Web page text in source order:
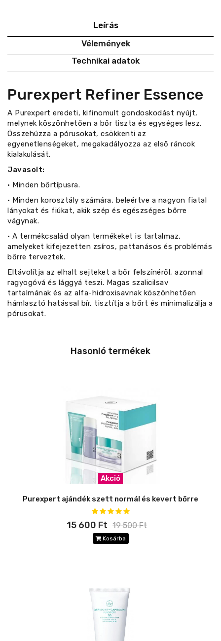
Leírás
Vélemények
Technikai adatok
Purexpert Refiner Essence
A Purexpert eredeti, kifinomult gondoskodást nyújt,
melynek köszönhetően a bőr tiszta és egységes lesz.
Összehúzza a pórusokat, csökkenti az
egyenetlenségeket, megakadályozza az első ráncok
kialakulását.
Javasolt:
• Minden bőrtípusra.
• Minden korosztály számára, beleértve a nagyon fiatal
lányokat és fiúkat, akik szép és egészséges bőrre
vágynak.
• A termékcsalád olyan termékeket is tartalmaz,
amelyeket kifejezetten zsíros, pattanásos és problémás
bőrre terveztek.
Eltávolítja az elhalt sejteket a bőr felszínéről, azonnal
ragyogóvá és lággyá teszi. Magas szalicilsav
tartalmának és az alfa-hidroxisavnak köszönhetően
hámlasztó hatással bír, tisztítja a bőrt és minimalizálja a
pórusokat.
Hasonló termékek
Akció
Purexpert ajándék szett normál és kevert bőrre
15 600 Ft 19 500 Ft
Kosárba